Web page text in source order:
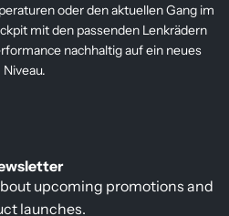
oder den aktuellen Gang im
mit den passenden Lenkrädern
nachhaltig auf ein neues
Niveau.
upcoming promotions and
launches.